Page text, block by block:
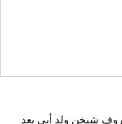
شيخن ولد أبي بعد